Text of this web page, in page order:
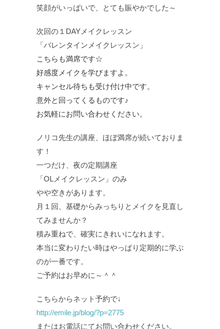
笑顔がいっぱいで、とても賑やかでした～
次回の１DAYメイクレッスン
「バレンタインメイクレッスン」
こちらも満席です☆
好感度メイクを学びますよ。
キャンセル待ちも受け付け中です。
意外と回ってくるものです♪
お気軽にお問い合わせください。
ノリコ先生の講座、ほぼ満席が続いておりま
す！
一つだけ、夜の定期講座
「OLメイクレッスン」のみ
やや空きがあります。
月１回、基礎からみっちりとメイクを見直し
てみませんか？
積み重ねで、確実にきれいになれます。
本当に変わりたい時はやっぱり定期的に学ぶ
のが一番です。
ご予約はお早めに～＾＾
こちらからネット予約で↓
http://emile.jp/blog/?p=2775
またはお電話にてお問い合わせください。